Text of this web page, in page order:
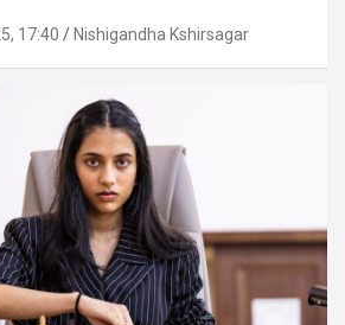
17:40 Nishigandha Kshirsagar